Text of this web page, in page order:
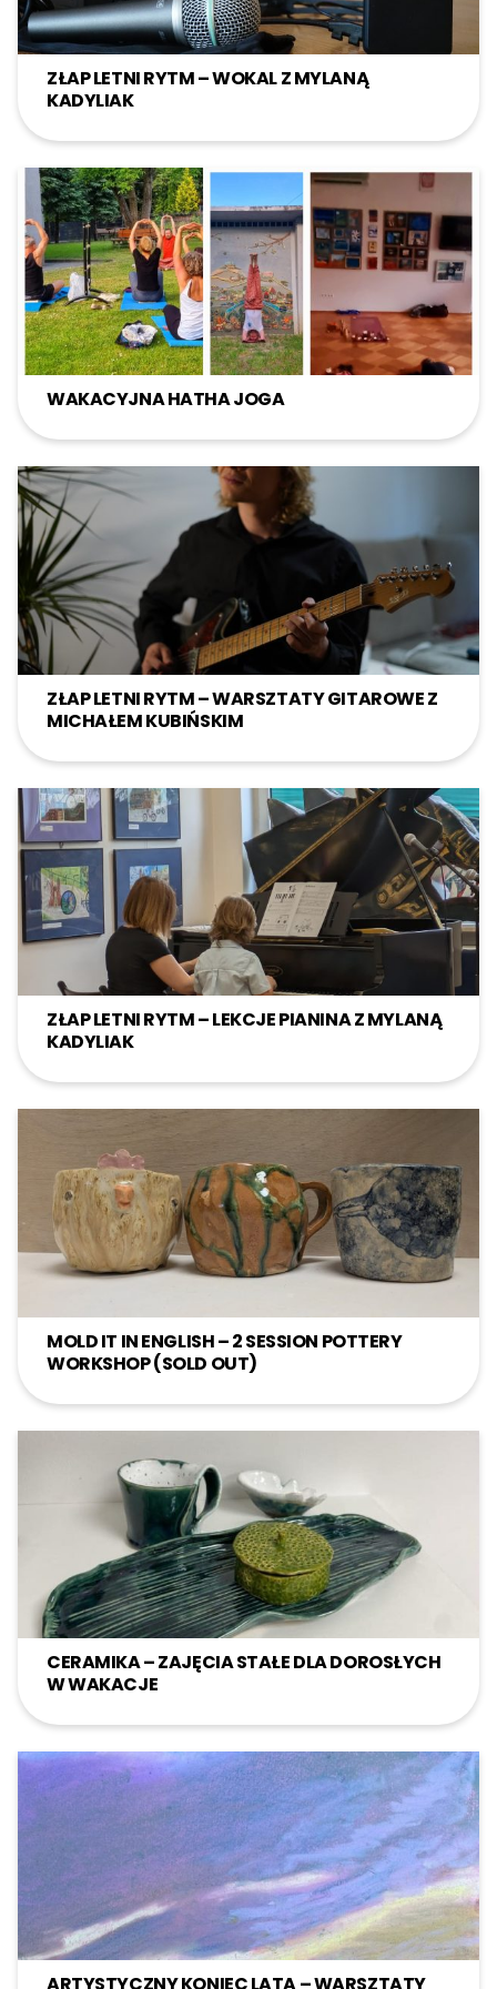
Szukaj:
ZŁAP LETNI RYTM – WOKAL Z MYLANĄ
KADYLIAK
WAKACYJNA HATHA JOGA
ZŁAP LETNI RYTM – WARSZTATY GITAROWE Z
MICHAŁEM KUBIŃSKIM
ZŁAP LETNI RYTM – LEKCJE PIANINA Z MYLANĄ
KADYLIAK
MOLD IT IN ENGLISH – 2 SESSION POTTERY
WORKSHOP (SOLD OUT)
CERAMIKA – ZAJĘCIA STAŁE DLA DOROSŁYCH
W WAKACJE
ARTYSTYCZNY KONIEC LATA – WARSZTATY